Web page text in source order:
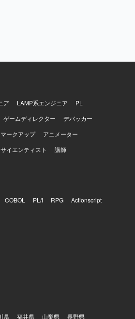
ア LAMP系エンジニア
PL
ゲームディレクター
デバッカー
マークアップ
アニメーター
イエンティスト 講師
COBOL PL/I RPG
Actionscript
県 福井県 山梨県 長野県